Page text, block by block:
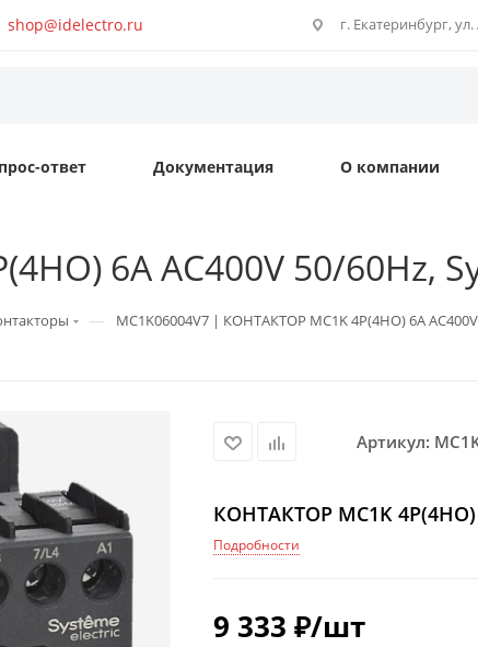
shop@idelectro.ru г. Екатеринбург,
ответ Документация О компании
6A AC400V 50/60Hz,
— MC1K06004V7 | КОНТАКТОР MC1K 4P(4НО) 6A
Артикул:
КОНТАКТОР MC1K 4P(4НО)
Подробности
9 333 ₽/шт